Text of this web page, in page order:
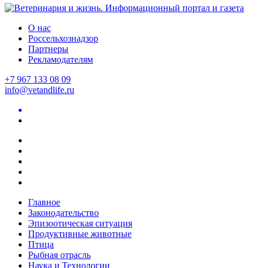
О нас
Россельхознадзор
Партнеры
Рекламодателям
+7 967 133 08 09
info@vetandlife.ru
Главное
Законодательство
Эпизоотическая ситуация
Продуктивные животные
Птица
Рыбная отрасль
Наука и Технологии